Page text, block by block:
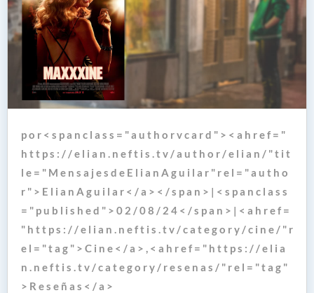
p o r < s p a n c l a s s = " a u t h o r v c a r d " > < a h r e f = "
h t t p s : / / e l i a n . n e f t i s . t v / a u t h o r / e l i a n / " t i t
l e = " M e n s a j e s d e E l i a n A g u i l a r " r e l = " a u t h o
r " > E l i a n A g u i l a r < / a > < / s p a n > | < s p a n c l a s s
= " p u b l i s h e d " > 0 2 / 0 8 / 2 4 < / s p a n > | < a h r e f =
" h t t p s : / / e l i a n . n e f t i s . t v / c a t e g o r y / c i n e / " r
e l = " t a g " > C i n e < / a > , < a h r e f = " h t t p s : / / e l i a
n . n e f t i s . t v / c a t e g o r y / r e s e n a s / " r e l = " t a g "
> R e s e ñ a s < / a >